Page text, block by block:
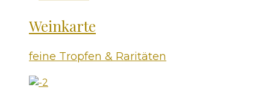
Weinkarte
feine Tropfen & Raritäten